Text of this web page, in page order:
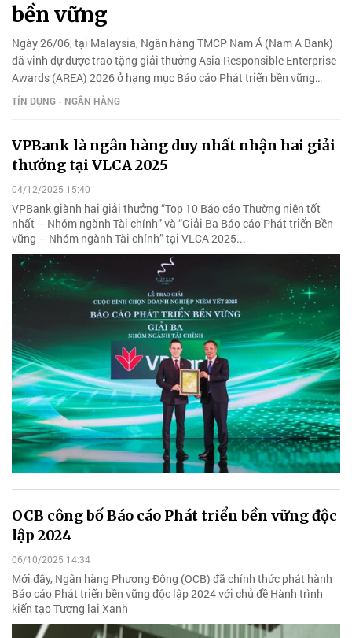
bền vững
Ngày 26/06, tại Malaysia, Ngân hàng TMCP Nam Á (Nam A Bank)
đã vinh dự được trao tặng giải thưởng Asia Responsible Enterprise
Awards (AREA) 2026 ở hạng mục Báo cáo Phát triển bền vững
(Corporate Sustainability Reporting).
TÍN DỤNG - NGÂN HÀNG
VPBank là ngân hàng duy nhất nhận hai giải
thưởng tại VLCA 2025
04/12/2025 15:40
VPBank giành hai giải thưởng “Top 10 Báo cáo Thường niên tốt
nhất – Nhóm ngành Tài chính” và “Giải Ba Báo cáo Phát triển Bền
vững – Nhóm ngành Tài chính” tại VLCA 2025...
OCB công bố Báo cáo Phát triển bền vững độc
lập 2024
06/10/2025 14:34
Mới đây, Ngân hàng Phương Đông (OCB) đã chính thức phát hành
Báo cáo Phát triển bền vững độc lập 2024 với chủ đề Hành trình
kiến tạo Tương lai Xanh